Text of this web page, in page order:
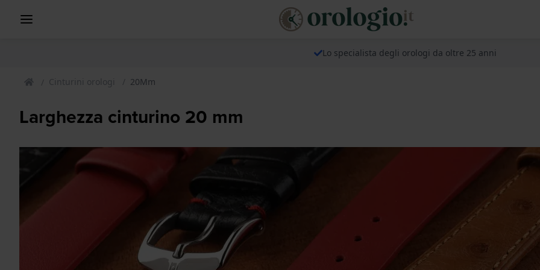
Lo specialista degli orologi da oltre 25 anni
Cinturini orologi 20Mm
Larghezza cinturino 20 mm